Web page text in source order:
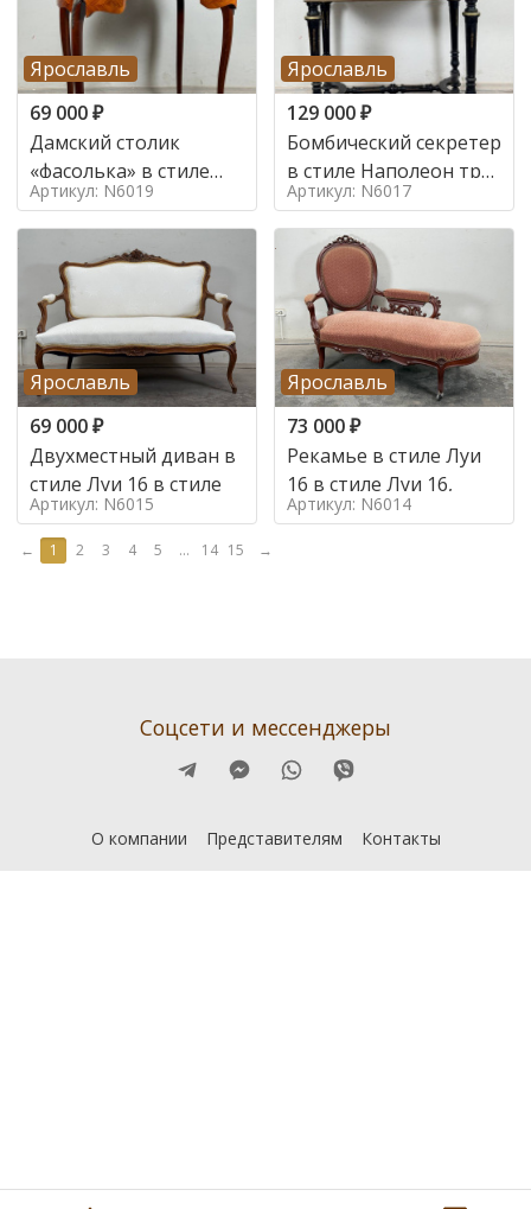
Ярославль
69 000₽
Дамский столик
«фасолька» в стиле
Луи 16,
Артикул: N6019
Ярославль
129 000₽
Бомбический секретер
в стиле Наполеон труа
в стиле
Артикул: N6017
Ярославль
69 000₽
Двухместный диван в
стиле Луи 16 в стиле
Артикул: N6015
Ярославль
73 000₽
Рекамье в стиле Луи
16 в стиле Луи 16,
Артикул: N6014
← 1 2 3 4 5 ... 14 15 →
Соцсети и мессенджеры
О компании Представителям Контакты